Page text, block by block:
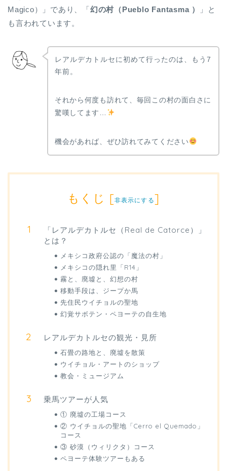
Magico）」であり、「幻の村（Pueblo Fantasma ）
」と
も言われています。
レアルデカトルセに初めて行ったのは、もう7
年前。
それから何度も訪れて、毎回この村の面白さに
驚嘆してます…
機会があれば、ぜひ訪れてみてください
もくじ [非表示にする]
「レアルデカトルセ（Real de Catorce）」
とは？
メキシコ政府公認の「魔法の村」
メキシコの隠れ里「R14」
霧と、廃墟と、幻想の村
移動手段は、ジープか馬
先住民ウイチョルの聖地
幻覚サボテン・ペヨーテの自生地
レアルデカトルセの観光・見所
石畳の路地と、廃墟を散策
ウイチョル・アートのショップ
教会・ミュージアム
乗馬ツアーが人気
① 廃墟の工場コース
② ウイチョルの聖地「Cerro el Quemado」
コース
③ 砂漠（ウィリクタ）コース
ペヨーテ体験ツアーもある